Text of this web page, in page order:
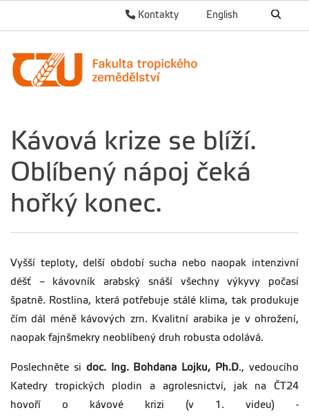
English
Kontakty
Kávová krize se blíží.
Oblíbený nápoj čeká
hořký konec.
Vyšší teploty, delší období sucha nebo naopak intenzivní
déšť – kávovník arabský snáší všechny výkyvy počasí
špatně. Rostlina, která potřebuje stálé klima, tak produkuje
čím dál méně kávových zrn. Kvalitní arabika je v ohrožení,
naopak fajnšmekry neoblíbený druh robusta odolává.
Poslechněte si doc. Ing. Bohdana Lojku, Ph.D., vedoucího
Katedry tropických plodin a agrolesnictví, jak na ČT24
hovoří o kávové krizi (v 1. videu) -